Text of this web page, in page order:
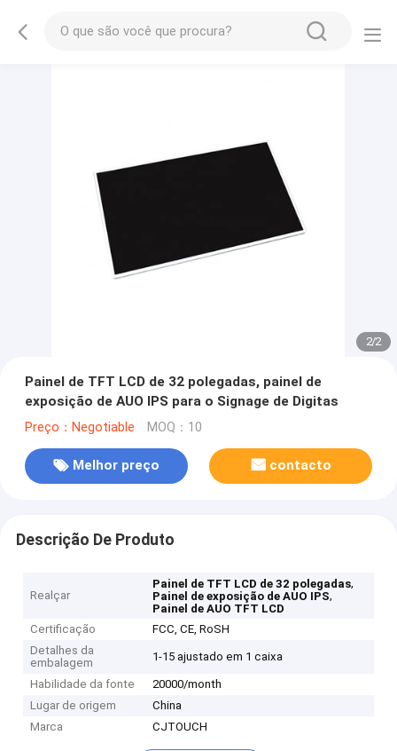
2/2
Painel de TFT LCD de 32 polegadas, painel de
exposição de AUO IPS para o Signage de Digitas
Preço：Negotiable MOQ：10
Melhor preço contacto
Descrição De Produto
Realçar
Painel de TFT LCD de 32 polegadas,
Painel de exposição de AUO IPS,
Painel de AUO TFT LCD
Certificação
FCC, CE, RoSH
Detalhes da
embalagem
1-15 ajustado em 1 caixa
Habilidade da fonte
20000/month
Lugar de origem
China
Marca
CJTOUCH